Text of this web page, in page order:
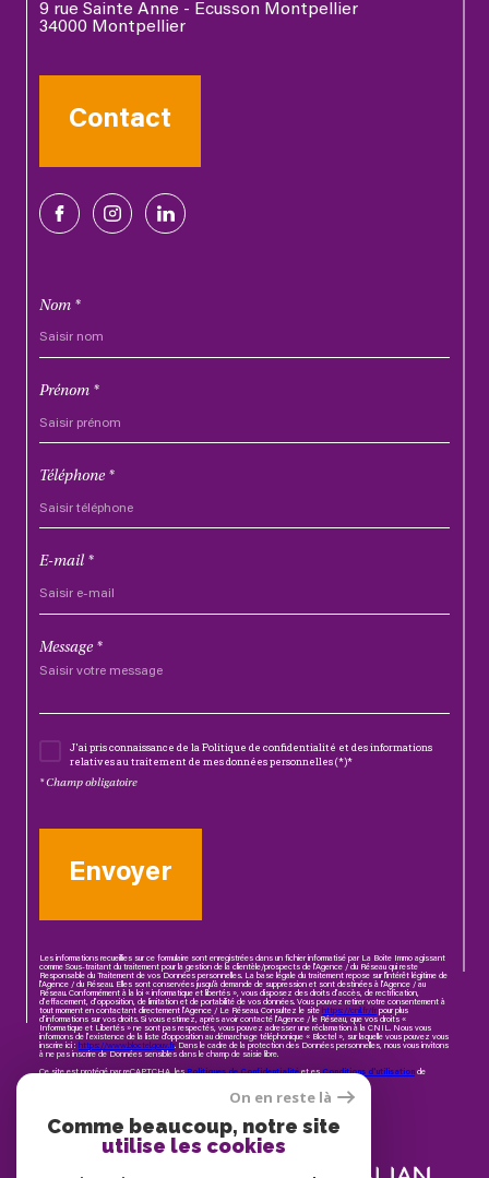
Nom *
Prénom *
Téléphone *
E-mail *
Message *
J'ai pris connaissance de la Politique de confidentialité et des informations
relatives au traitement de mes données personnelles (*)*
* Champ obligatoire
Envoyer
Les informations recueillies sur ce formulaire sont enregistrées dans un fichier informatisé par La Boite Immo agissant
comme Sous-traitant du traitement pour la gestion de la clientèle/prospects de l'Agence / du Réseau qui reste
Responsable du Traitement de vos Données personnelles. La base légale du traitement repose sur l'intérêt légitime de
l'Agence / du Réseau. Elles sont conservées jusqu'à demande de suppression et sont destinées à l'Agence / au
Réseau. Conformément à la loi « informatique et libertés », vous disposez des droits d’accès, de rectification,
d’effacement, d’opposition, de limitation et de portabilité de vos données. Vous pouvez retirer votre consentement à
tout moment en contactant directement l’Agence / Le Réseau. Consultez le site https://cnil.fr/fr pour plus
d’informations sur vos droits. Si vous estimez, après avoir contacté l'Agence / le Réseau, que vos droits «
Informatique et Libertés » ne sont pas respectés, vous pouvez adresser une réclamation à la CNIL. Nous vous
informons de l’existence de la liste d'opposition au démarchage téléphonique « Bloctel », sur laquelle vous pouvez vous
inscrire ici : https://www.bloctel.gouv.fr. Dans le cadre de la protection des Données personnelles, nous vous invitons
à ne pas inscrire de Données sensibles dans le champ de saisie libre.
Ce site est protégé par reCAPTCHA, les Politiques de Confidentialité et es Conditions d'utilisation de
9 rue Sainte Anne - Ecusson Montpellier
34000
Montpellier
Contact
On en reste là
Comme beaucoup, notre site
utilise les cookies